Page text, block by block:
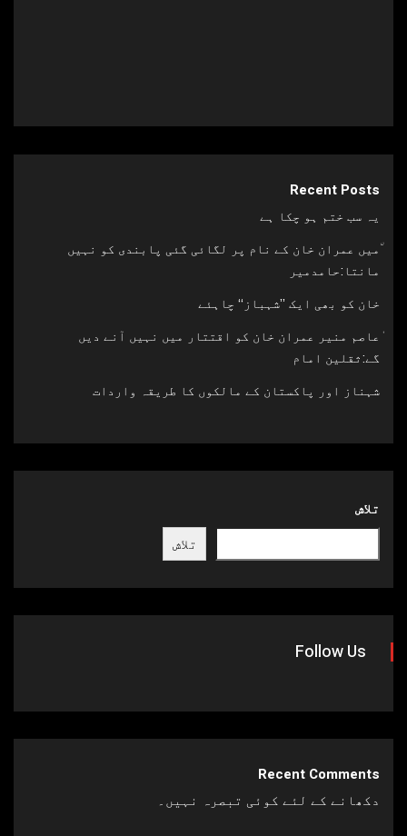
Recent Posts
یہ سب ختم ہو چکا ہے
٘میں عمران خان کے نام پر لگائی گئی پابندی کو نہیں
مانتا:حامدمیر
خان کو بھی ایک ’’شہباز‘‘ چاہئے​
ٰعاصم منیر عمران خان کو اقتتار میں نہیں آنے دیں
گے:ثقلین امام
شہناز اور پاکستان کے مالکوں کا طریقہ واردات
تلاش
تلاش
Follow Us
Recent Comments
دکھانے کے لئے کوئی تبصرہ نہیں۔